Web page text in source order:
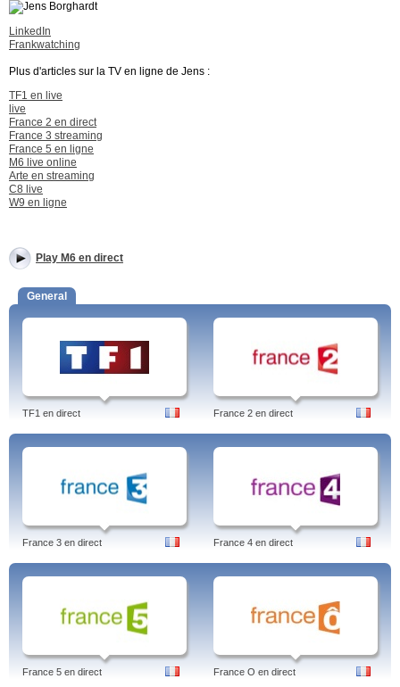
LinkedIn
Frankwatching
Plus d'articles sur la TV en ligne de Jens :
TF1 en live
live
France 2 en direct
France 3 streaming
France 5 en ligne
M6 live online
Arte en streaming
C8 live
W9 en ligne
Play M6 en direct
General
TF1 en direct France 2 en direct
France 3 en direct France 4 en direct
France 5 en direct France O en direct